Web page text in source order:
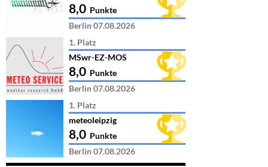
8,0 Punkte
Berlin 07.08.2026
1. Platz
MSwr-EZ-MOS
8,0 Punkte
Berlin 07.08.2026
1. Platz
meteoleipzig
8,0 Punkte
Berlin 07.08.2026